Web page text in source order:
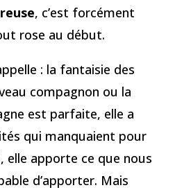
, c’est forcément
rose au début.
: la fantaisie des
compagnon ou la
est parfaite, elle a
qui manquaient pour
elle apporte ce que nous
d’apporter. Mais